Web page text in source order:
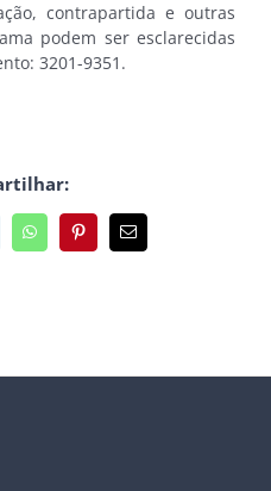
contrapartida e outras
podem ser esclarecidas
3201-9351.
WhatsAppPinterest
E-
mail